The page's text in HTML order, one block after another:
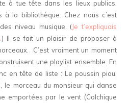
à tue tête dans les lieux publics.
à la bibliothèque. Chez nous c’est
niveau musique. (Je t’expliquais
) Il se fait un plaisir de proposer à
C’est vraiment un moment
une playlist ensemble. En
en tête de liste : Le poussin piou,
le morceau du monsieur qui danse
emportées par le vent (Colchique